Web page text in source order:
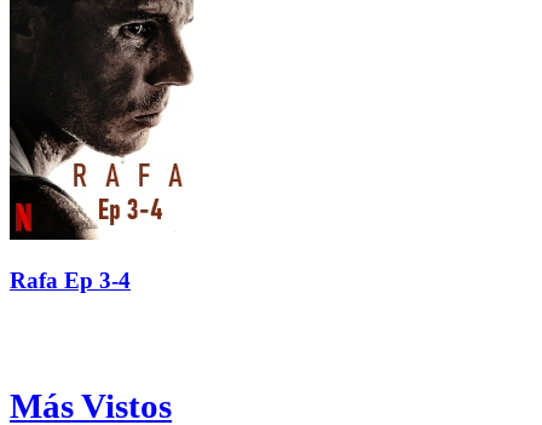
Rafa Ep 3-4
Más Vistos